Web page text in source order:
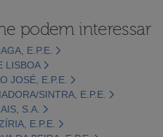
podem interessar
E.P.E.
LISBOA
JOSÉ, E.P.E.
SINTRA, E.P.E.
S.A.
E.P.E.